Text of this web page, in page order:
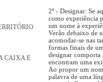
CAIXA E
2º - Designar: Se
como experiência
um nome à
Verão debaixo de
acomodar-se nas
formas finais de
designar comporta
encontram uma
Ao propor um
palavra de uma